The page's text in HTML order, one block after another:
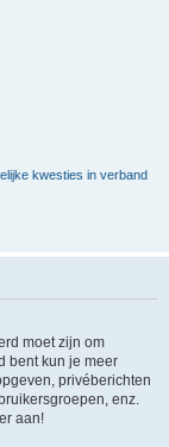
kwesties in verband
moet zijn om
bent kun je meer
privéberichten
enz.
aan!